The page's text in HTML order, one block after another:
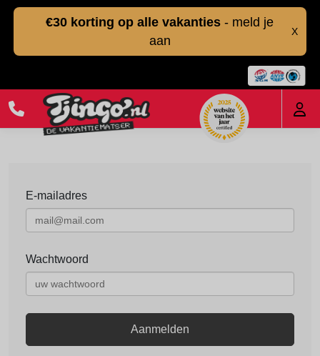
€30 korting op alle vakanties - meld je
aan
X
E-mailadres
Wachtwoord
Aanmelden